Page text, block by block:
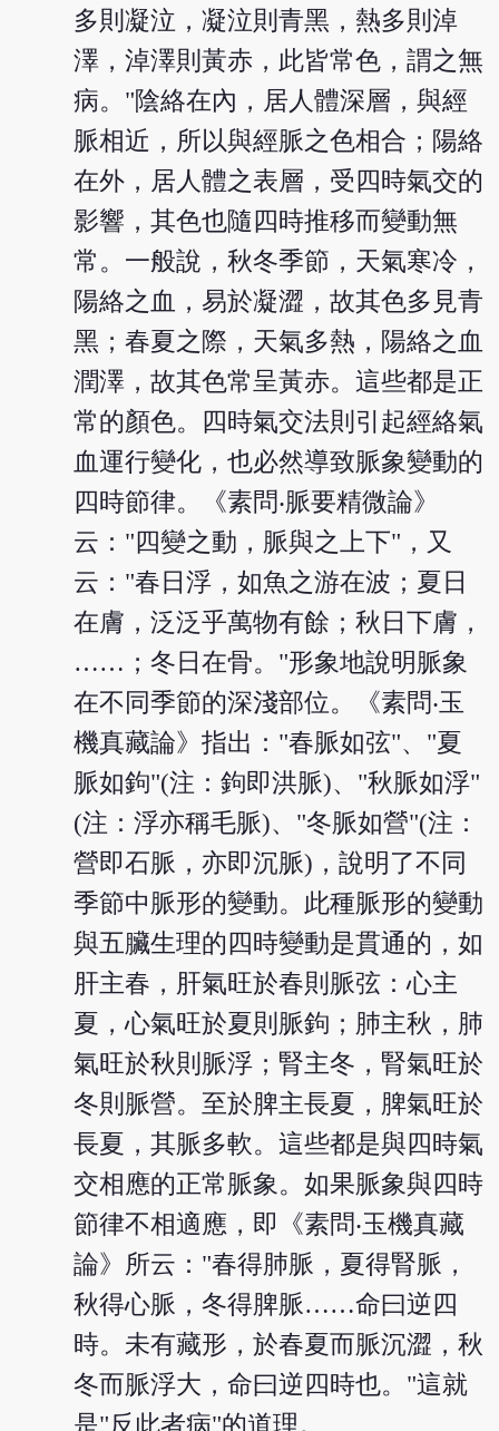
多則凝泣，凝泣則青黑，熱多則淖
澤，淖澤則黃赤，此皆常色，謂之無
病。"陰絡在內，居人體深層，與經
脈相近，所以與經脈之色相合；陽絡
在外，居人體之表層，受四時氣交的
影響，其色也隨四時推移而變動無
常。一般說，秋冬季節，天氣寒冷，
陽絡之血，易於凝澀，故其色多見青
黑；春夏之際，天氣多熱，陽絡之血
潤澤，故其色常呈黃赤。這些都是正
常的顏色。四時氣交法則引起經絡氣
血運行變化，也必然導致脈象變動的
四時節律。《素問‧脈要精微論》
云："四變之動，脈與之上下"，又
云："春日浮，如魚之游在波；夏日
在膚，泛泛乎萬物有餘；秋日下膚，
……；冬日在骨。"形象地說明脈象
在不同季節的深淺部位。《素問‧玉
機真藏論》指出："春脈如弦"、"夏
脈如鉤"(注：鉤即洪脈)、"秋脈如浮"
(注：浮亦稱毛脈)、"冬脈如營"(注：
營即石脈，亦即沉脈)，說明了不同
季節中脈形的變動。此種脈形的變動
與五臟生理的四時變動是貫通的，如
肝主春，肝氣旺於春則脈弦：心主
夏，心氣旺於夏則脈鉤；肺主秋，肺
氣旺於秋則脈浮；腎主冬，腎氣旺於
冬則脈營。至於脾主長夏，脾氣旺於
長夏，其脈多軟。這些都是與四時氣
交相應的正常脈象。如果脈象與四時
節律不相適應，即《素問‧玉機真藏
論》所云："春得肺脈，夏得腎脈，
秋得心脈，冬得脾脈……命曰逆四
時。未有藏形，於春夏而脈沉澀，秋
冬而脈浮大，命曰逆四時也。"這就
是"反此者病"的道理。